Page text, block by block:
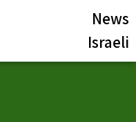
News
Israeli